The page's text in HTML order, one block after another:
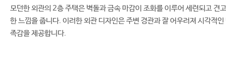
모던한 외관의 2층 주택은 벽돌과 금속 마감이 조화를 이루어 세련되고 견고
한 느낌을 줍니다. 이러한 외관 디자인은 주변 경관과 잘 어우러져 시각적인
족감을 제공합니다.